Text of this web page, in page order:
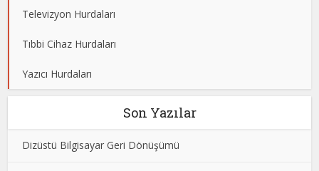
Televizyon Hurdaları
Tıbbi Cihaz Hurdaları
Yazıcı Hurdaları
Son Yazılar
Dizüstü Bilgisayar Geri Dönüşümü